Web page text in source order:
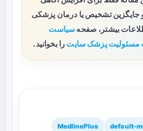
تشخیص یا درمان پزشکی
بیشتر، صفحه سیاست
پزشک سایت را بخوانید.
default-
MedlinePlus